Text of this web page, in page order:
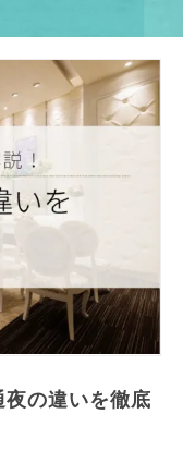
の違いを徹底